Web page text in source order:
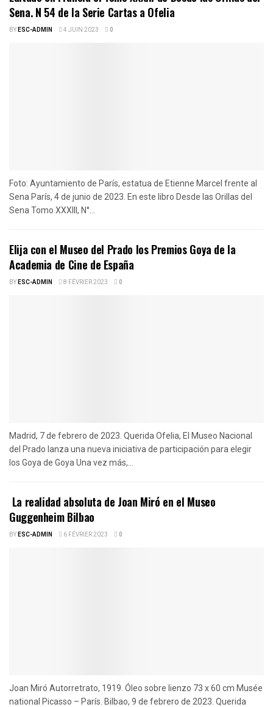
Sena. N 54 de la Serie Cartas a Ofelia
BYESC-ADMIN 4 JUIN 2023 0
Foto: Ayuntamiento de París, estatua de Etienne Marcel frente al
Sena París, 4 de junio de 2023. En este libro Desde las Orillas del
Sena Tomo XXXIII, N°...
Elija con el Museo del Prado los Premios Goya de la
Academia de Cine de España
BYESC-ADMIN 8 FÉVRIER 2023 0
Madrid, 7 de febrero de 2023. Querida Ofelia, El Museo Nacional
del Prado lanza una nueva iniciativa de participación para elegir
los Goya de Goya Una vez más,...
La realidad absoluta de Joan Miró en el Museo
Guggenheim Bilbao
BYESC-ADMIN 6 FÉVRIER 2023 0
Joan Miró Autorretrato, 1919. Óleo sobre lienzo 73 x 60 cm Musée
national Picasso – París. Bilbao, 9 de febrero de 2023. Querida